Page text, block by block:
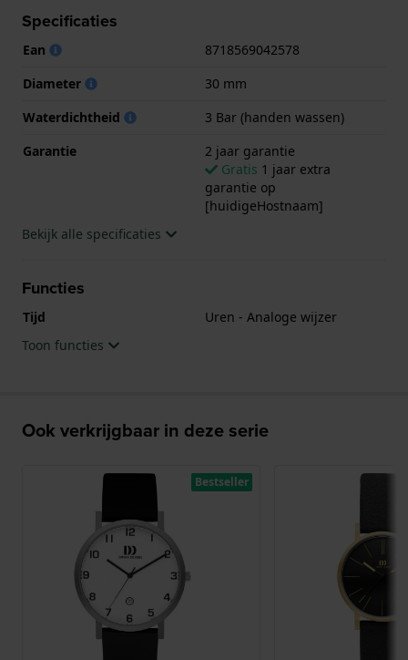
geleverd met 2 jaar garantie.
Specificaties
Ean
8718569042578
Diameter
30 mm
Waterdichtheid
3 Bar (handen wassen)
Garantie
2 jaar garantie
Gratis 1 jaar extra
garantie op
[huidigeHostnaam]
Bekijk alle specificaties
Functies
Tijd
Uren - Analoge wijzer
Toon functies
Ook verkrijgbaar in deze serie
Bestseller